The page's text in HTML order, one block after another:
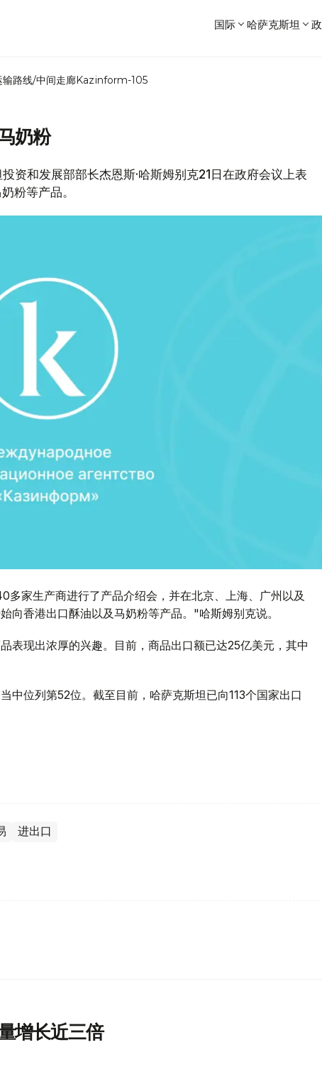
国际 哈萨克斯坦
路线/中间走廊Kazinform-105
奶粉
资和发展部部长杰恩斯·哈斯姆别克21日在政府会议上表
粉等产品。
家生产商进行了产品介绍会，并在北京、上海、广州以及
向香港出口酥油以及马奶粉等产品。"哈斯姆别克说。
表现出浓厚的兴趣。目前，商品出口额已达25亿美元，其中
中位列第52位。截至目前，哈萨克斯坦已向113个国家出口
进出口
增长近三倍